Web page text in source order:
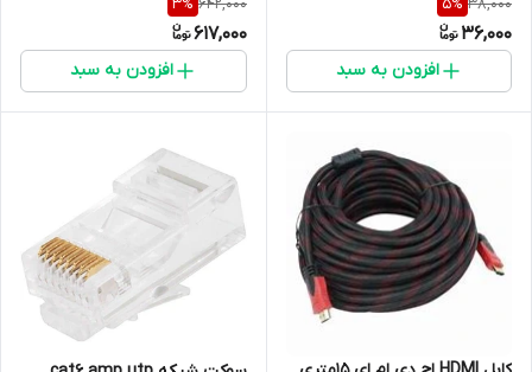
5%
36,000
افزودن به سبد
3%
617,000
افزودن به سبد